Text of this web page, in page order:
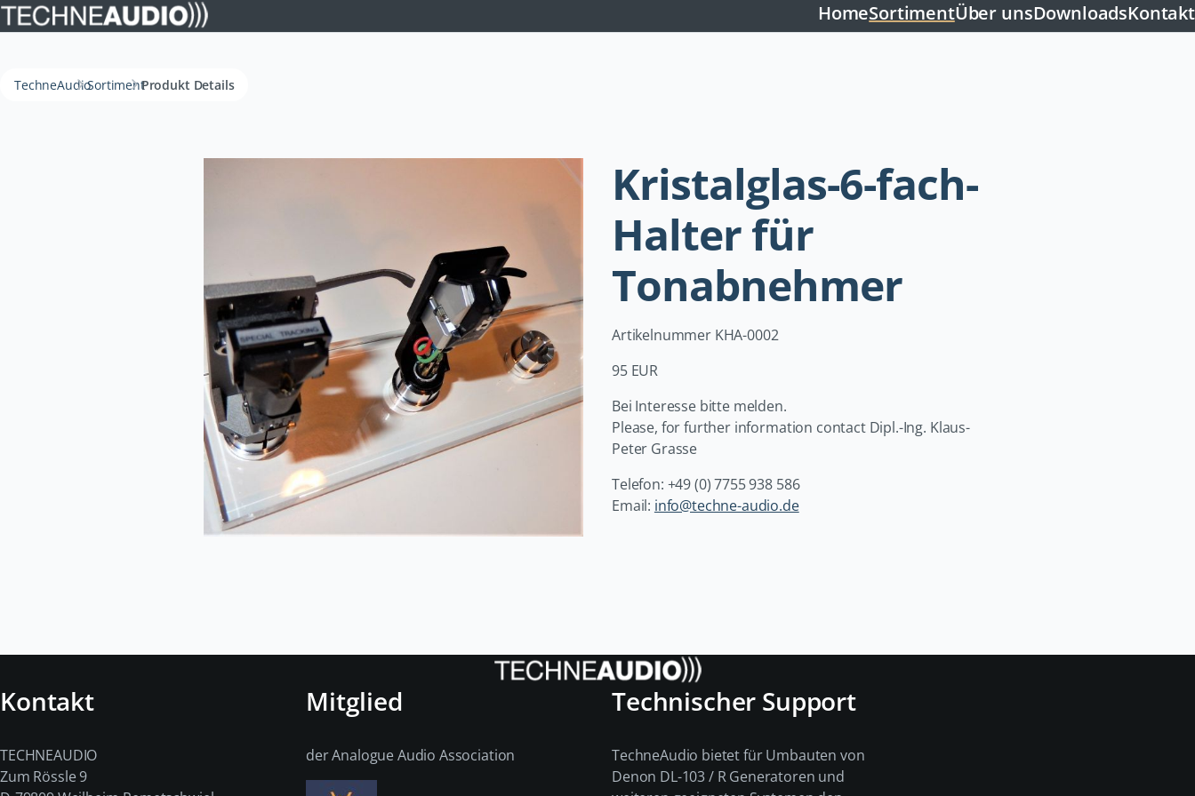
überspringen
HomeSortimentÜber unsDownloadsKontakt
TechneAudioSortimentProdukt Details
Kristalglas-6-fach-
Halter für
Tonabnehmer
Artikelnummer KHA-0002
95 EUR
Bei Interesse bitte melden.
Please, for further information contact Dipl.-Ing. Klaus-
Peter Grasse
Telefon: +49 (0) 7755 938 586
Email: info@techne-audio.de
Kontakt
TECHNEAUDIO
Zum Rössle 9
Mitglied
der Analogue Audio Association
Technischer Support
TechneAudio bietet für Umbauten von
Denon DL-103 / R Generatoren und